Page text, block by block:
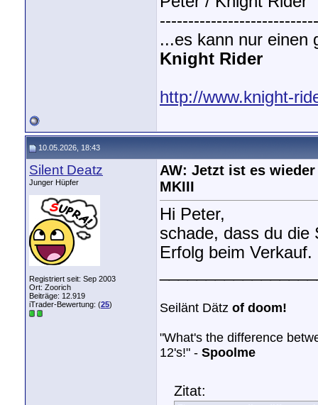
...es kann nur einen
Knight Rider
http://www.knight-
10.05.2026, 18:43
Silent Deatz
Junger Hüpfer
Registriert seit: Sep 2003
Ort: Zoorich
Beiträge: 12.919
iTrader-Bewertung: (25)
AW: Jetzt ist es
MKIII
Hi Peter,
schade, dass du die
Erfolg beim Verkauf.
Seilänt Dätz of doom!
"What's the difference
12's!" - Spoolme
Zitat: